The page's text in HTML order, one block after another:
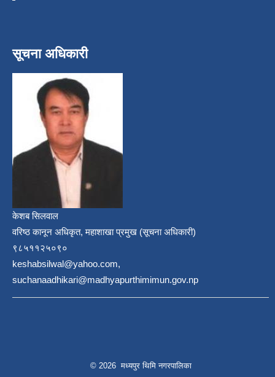
सूचना अधिकारी
केशब सिलवाल
वरिष्ठ कानून अधिकृत, महाशाखा प्रमुख (सूचना अधिकारी)
९८५११२५०९०
keshabsilwal@yahoo.com,
suchanaadhikari@madhyapurthimimun.gov.np
© 2026 मध्यपुर थिमि नगरपालिका